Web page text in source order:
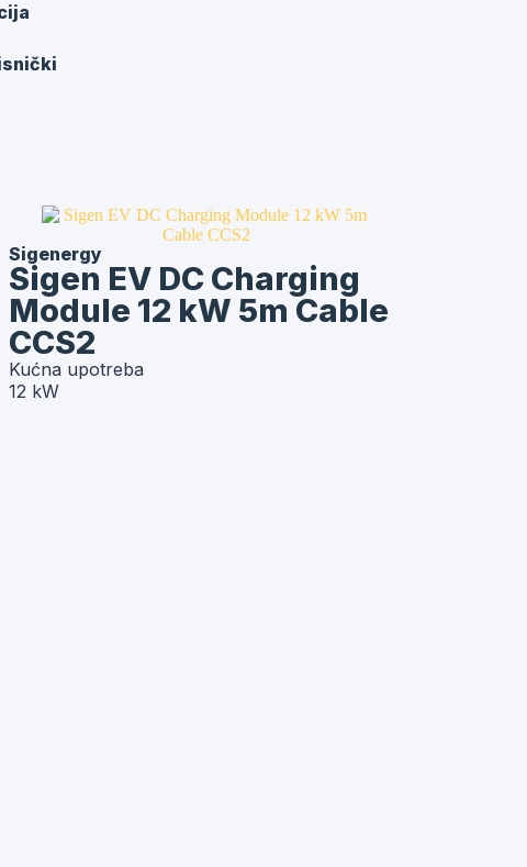
Sigenergy
Sigen EV DC Charging
Module 12 kW 5m Cable
CCS2
Kućna upotreba
12 kW